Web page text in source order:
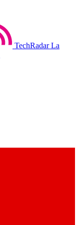
TechRadar La